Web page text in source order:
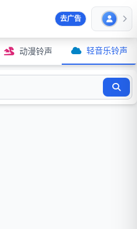
去广告
动漫铃声 轻音乐铃声